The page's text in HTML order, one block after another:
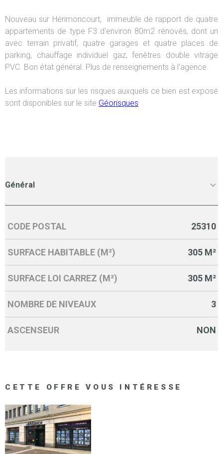
Nouveau sur Hérimoncourt, immeuble de rapport de quatre
appartements de type F3 d'environ 80m2 rénovés, dont un
avec terrain privatif, quatre garages et quatre places de
parking, chauffage individuel gaz, fenêtres double vitrage
PVC. Bon état général. Plus de renseignements à l'agence.
Les informations sur les risques auxquels ce bien est exposé
sont disponibles sur le site Géorisques
Général
Caractérisque Valeurs
CODE POSTAL 25310
SURFACE HABITABLE (M²) 305 M²
SURFACE LOI CARREZ (M²) 305 M²
NOMBRE DE NIVEAUX 3
ASCENSEUR NON
CETTE OFFRE VOUS INTÉRESSE